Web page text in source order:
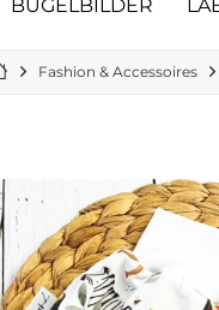
BÜGELBILDER
Fashion & Accessoires